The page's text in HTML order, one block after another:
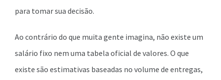
para tomar sua decisão.
Ao contrário do que muita gente imagina, não existe um
salário fixo nem uma tabela oficial de valores. O que
existe são estimativas baseadas no volume de entregas,